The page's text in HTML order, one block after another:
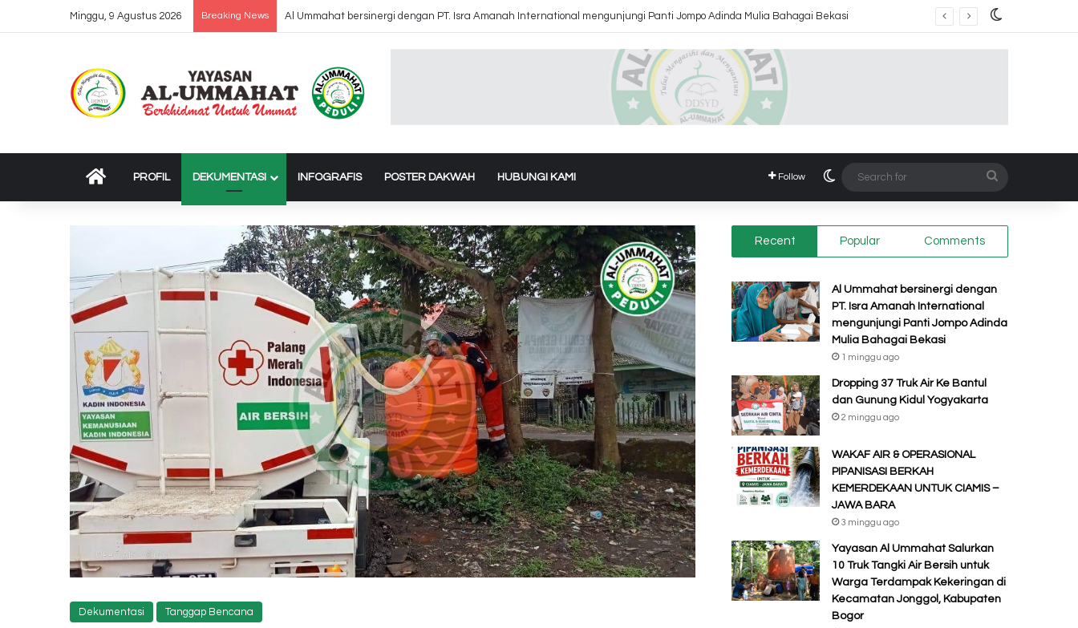
Minggu, 9 Agustus 2026 Breaking News Dropping 37 Truk Air Ke Bantul dan Gunung Kidul Yogyakarta
BERANDA
PROFIL DEKUMENTASI INFOGRAFIS POSTER DAKWAH HUBUNGI KAMI Follow Switch skin
for
Dekumentasi Tanggap Bencana
Recent Popular Comments
Al Ummahat bersinergi dengan
PT. Isra Amanah International
mengunjungi Panti Jompo Adinda
Mulia Bahagai Bekasi
1 minggu ago
Dropping 37 Truk Air Ke Bantul
dan Gunung Kidul Yogyakarta
2 minggu ago
WAKAF AIR & OPERASIONAL
PIPANISASI BERKAH
KEMERDEKAAN UNTUK CIAMIS –
JAWA BARA
3 minggu ago
Yayasan Al Ummahat Salurkan
10 Truk Tangki Air Bersih untuk
Warga Terdampak Kekeringan di
Kecamatan Jonggol, Kabupaten
Bogor